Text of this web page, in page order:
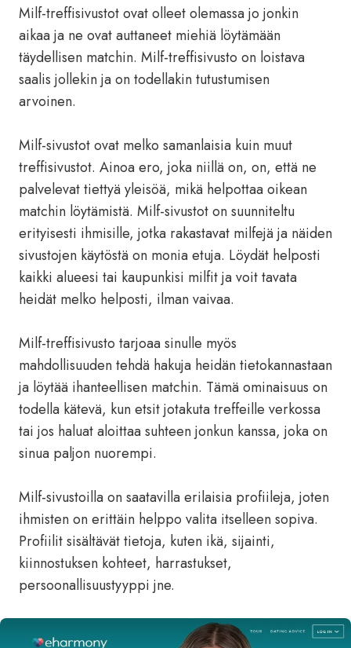
Milf-treffisivustot ovat olleet olemassa jo jonkin
aikaa ja ne ovat auttaneet miehiä löytämään
täydellisen matchin. Milf-treffisivusto on loistava
saalis jollekin ja on todellakin tutustumisen
arvoinen.
Milf-sivustot ovat melko samanlaisia ​​​​kuin muut
treffisivustot. Ainoa ero, joka niillä on, on, että ne
palvelevat tiettyä yleisöä, mikä helpottaa oikean
matchin löytämistä. Milf-sivustot on suunniteltu
erityisesti ihmisille, jotka rakastavat milfejä ja näiden
sivustojen käytöstä on monia etuja. Löydät helposti
kaikki alueesi tai kaupunkisi milfit ja voit tavata
heidät melko helposti, ilman vaivaa.
Milf-treffisivusto tarjoaa sinulle myös
mahdollisuuden tehdä hakuja heidän tietokannastaan
​​ja löytää ihanteellisen matchin. Tämä ominaisuus on
todella kätevä, kun etsit jotakuta treffeille verkossa
tai jos haluat aloittaa suhteen jonkun kanssa, joka on
sinua paljon nuorempi.
Milf-sivustoilla on saatavilla erilaisia ​​profiileja, joten
ihmisten on erittäin helppo valita itselleen sopiva.
Profiilit sisältävät tietoja, kuten ikä, sijainti,
kiinnostuksen kohteet, harrastukset,
persoonallisuustyyppi jne.